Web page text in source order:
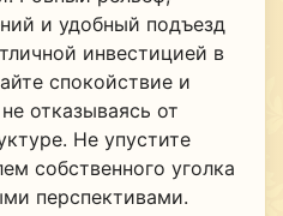
и удобный подъезд
инвестицией в
спокойствие и
отказываясь от
Не упустите
собственного уголка
перспективами.